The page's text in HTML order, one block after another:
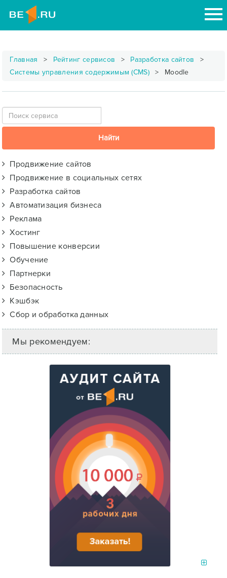
Главная Рейтинг сервисов
Разработка сайтов
Системы управления содержимым (CMS)
Moodle
Продвижение сайтов
Продвижение в социальных сетях
Разработка сайтов
Автоматизация бизнеса
Реклама
Хостинг
Повышение конверсии
Обучение
Партнерки
Безопасность
Кэшбэк
Сбор и обработка данных
Мы рекомендуем: